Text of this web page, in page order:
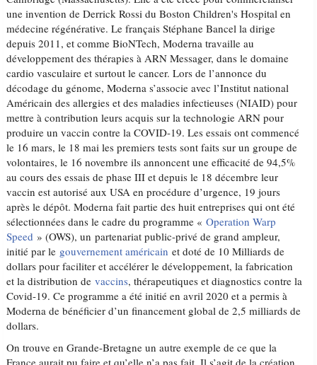
une invention de Derrick Rossi du Boston Children's Hospital en
médecine régénérative. Le français Stéphane Bancel la dirige
depuis 2011, et comme BioNTech, Moderna travaille au
développement des thérapies à ARN Messager, dans le domaine
cardio vasculaire et surtout le cancer. Lors de l’annonce du
décodage du génome, Moderna s’associe avec l’Institut national
Américain des allergies et des maladies infectieuses (NIAID) pour
mettre à contribution leurs acquis sur la technologie ARN pour
produire un vaccin contre la COVID-19. Les essais ont commencé
le 16 mars, le 18 mai les premiers tests sont faits sur un groupe de
volontaires, le 16 novembre ils annoncent une efficacité de 94,5%
au cours des essais de phase III et depuis le 18 décembre leur
vaccin est autorisé aux USA en procédure d’urgence, 19 jours
après le dépôt. Moderna fait partie des huit entreprises qui ont été
sélectionnées dans le cadre du programme «Operation Warp
Speed » (OWS), un partenariat public-privé de grand ampleur,
initié par le gouvernement américain et doté de 10 Milliards de
dollars pour faciliter et accélérer le développement, la fabrication
et la distribution devaccins, thérapeutiques et diagnostics contre la
Covid-19. Ce programme a été initié en avril 2020 et a permis à
Moderna de bénéficier d’un financement global de 2,5 milliards de
dollars.
On trouve en Grande-Bretagne un autre exemple de ce que la
France aurait pu faire et qu’elle n’a pas fait. Il s’agit de la création